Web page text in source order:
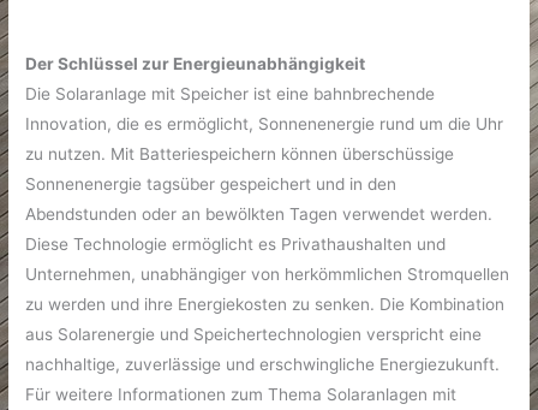
Der Schlüssel zur Energieunabhängigkeit
Die Solaranlage mit Speicher ist eine bahnbrechende
Innovation, die es ermöglicht, Sonnenenergie rund um die Uhr
zu nutzen. Mit Batteriespeichern können überschüssige
Sonnenenergie tagsüber gespeichert und in den
Abendstunden oder an bewölkten Tagen verwendet werden.
Diese Technologie ermöglicht es Privathaushalten und
Unternehmen, unabhängiger von herkömmlichen Stromquellen
zu werden und ihre Energiekosten zu senken. Die Kombination
aus Solarenergie und Speichertechnologien verspricht eine
nachhaltige, zuverlässige und erschwingliche Energiezukunft.
Für weitere Informationen zum Thema Solaranlagen mit